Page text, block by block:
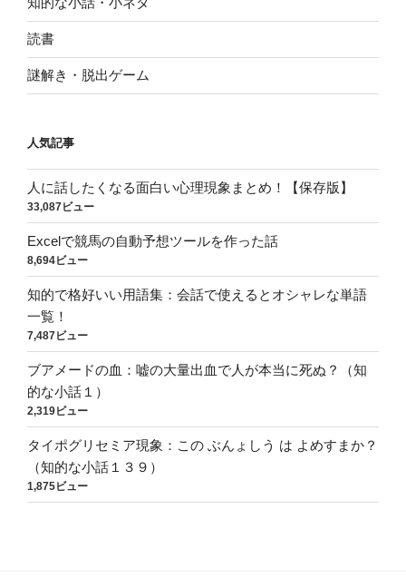
読書
謎解き・脱出ゲーム
人気記事
人に話したくなる面白い心理現象まとめ！【保存版】
33,087ビュー
Excelで競馬の自動予想ツールを作った話
8,694ビュー
知的で格好いい用語集：会話で使えるとオシャレな単語
一覧！
7,487ビュー
ブアメードの血：嘘の大量出血で人が本当に死ぬ？（知
的な小話１）
2,319ビュー
タイポグリセミア現象：この ぶんょしう は よめすまか？
（知的な小話１３９）
1,875ビュー